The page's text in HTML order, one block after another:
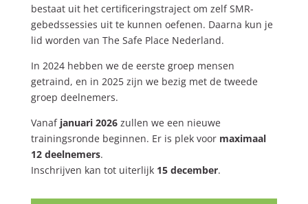
bestaat uit het certificeringstraject om zelf SMR-
gebedssessies uit te kunnen oefenen. Daarna kun je
lid worden van The Safe Place Nederland.
In 2024 hebben we de eerste groep mensen
getraind, en in 2025 zijn we bezig met de tweede
groep deelnemers.
Vanaf januari 2026zullen we een nieuwe
trainingsronde beginnen. Er is plek voor maximaal
12 deelnemers.
Inschrijven kan tot uiterlijk 15 december.